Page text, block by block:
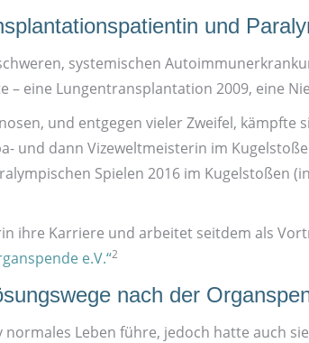
und
systemischen
eine Lungen­transplantation 2009, eine
und entgegen vieler Zweifel,
und dann Vize­welt­meisterin im
Spielen 2016 im Kugel­stoßen
ihre Karriere und arbeitet seitdem als
e.V.“2
nach der
normales Leben führe, jedoch hatte auch